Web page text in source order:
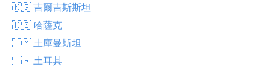
🇰🇬 吉爾吉斯斯坦
🇰🇿 哈薩克
🇹🇲 土庫曼斯坦
🇹🇷 土耳其